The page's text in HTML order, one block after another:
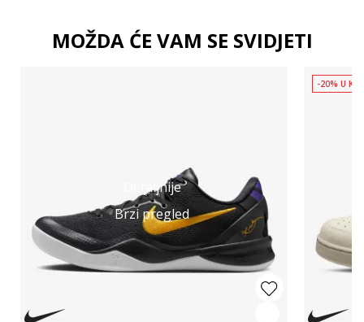
MOŽDA ĆE VAM SE SVIDJETI
Detaljnije
Brzi pregled
-20% U